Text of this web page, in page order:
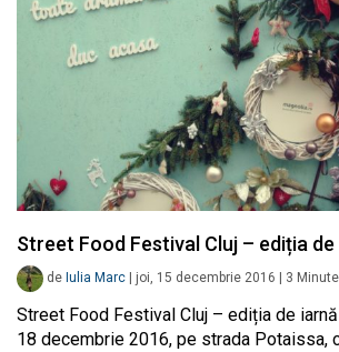
Street Food Festival Cluj – ediția de
de Iulia Marc joi, 15 decembrie 2016 3 Minute
Street Food Festival Cluj – ediția de
18 decembrie 2016, pe strada Potaissa,